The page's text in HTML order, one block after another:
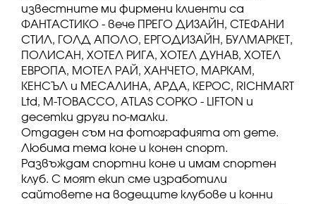
известните ми фирмени клиенти са
ФАНТАСТИКО - вече ПРЕГО ДИЗАЙН, СТЕФАНИ
СТИЛ, ГОЛД АПОЛО, ЕРГОДИЗАЙН, БУЛМАРКЕТ,
ПОЛИСАН, ХОТЕЛ РИГА, ХОТЕЛ ДУНАВ, ХОТЕЛ
ЕВРОПА, МОТЕЛ РАЙ, ХАНЧЕТО, МАРКАМ,
КЕНСЪЛ и МЕСАЛИНА, АРДА, КЕРОС, RICHMART
Ltd, M-TOBACCO, ATLAS COPKO - LIFTON и
десетки други по-малки.
Отдаден съм на фотографията от дете.
Любима тема коне и конен спорт.
Развъждам спортни коне и имам спортен
клуб. С моят екип сме изработили
сайтовете на водещите клубове и конни